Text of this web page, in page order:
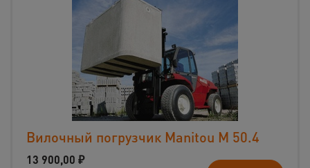
Вилочный погрузчик Manitou М 50.4
13 900,00 ₽